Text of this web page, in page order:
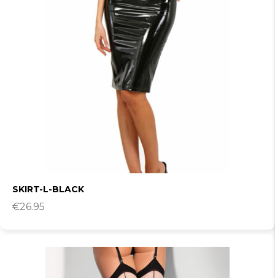
SKIRT-L-BLACK
€26.95